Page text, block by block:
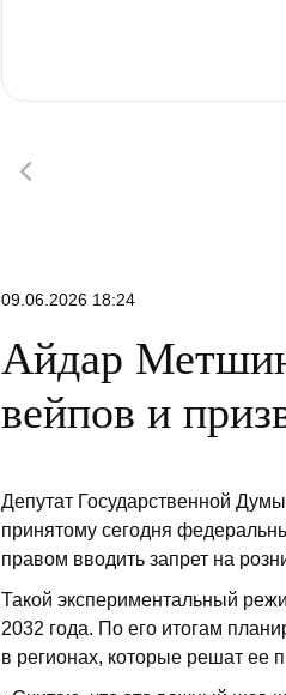
09.06.2026 18:24
Айдар Метшин
вейпов и
Депутат Государственной
принятому сегодня
правом вводить запрет на
Такой экспериментальный
2032 года. По его итогам
в регионах, которые решат ее